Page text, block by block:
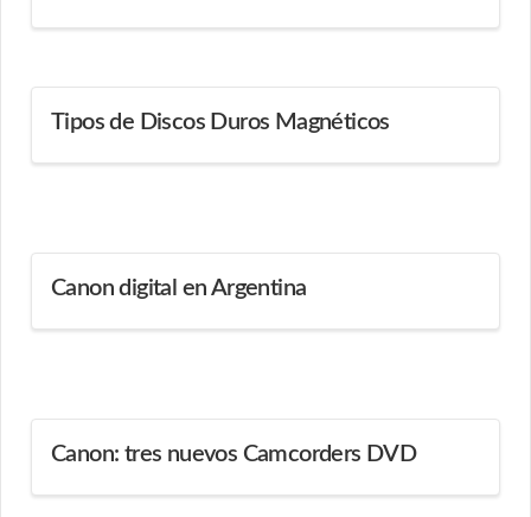
Tipos de Discos Duros Magnéticos
Canon digital en Argentina
Canon: tres nuevos Camcorders DVD